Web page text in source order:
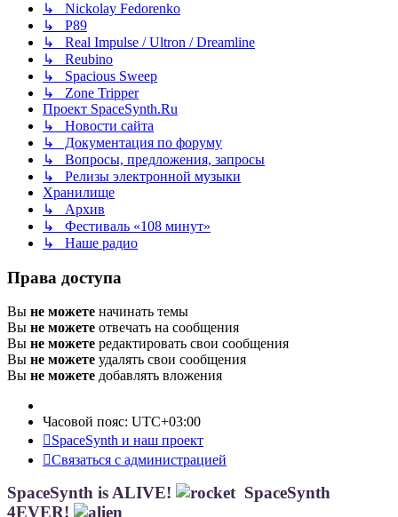
↳ Nickolay Fedorenko
↳ P89
↳ Real Impulse / Ultron / Dreamline
↳ Reubino
↳ Spacious Sweep
↳ Zone Tripper
Проект SpaceSynth.Ru
↳ Новости сайта
↳ Документация по форуму
↳ Вопросы, предложения, запросы
↳ Релизы электронной музыки
Хранилище
↳ Архив
↳ Фестиваль «108 минут»
↳ Наше радио
Права доступа
Вы не можете начинать темы
Вы не можете отвечать на сообщения
Вы не можете редактировать свои сообщения
Вы не можете удалять свои сообщения
Вы не можете добавлять вложения
Часовой пояс: UTC+03:00
SpaceSynth и наш проект
Связаться с администрацией
SpaceSynth is ALIVE!
SpaceSynth
4EVER!